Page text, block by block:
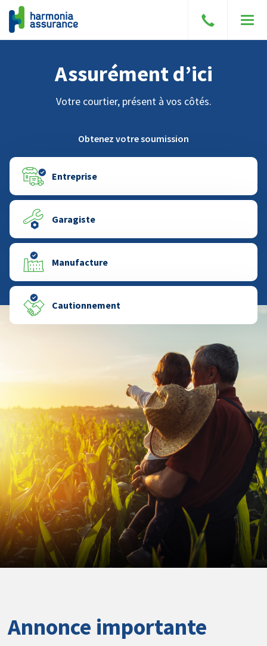
à
Assurément d’ici
Votre courtier, présent à vos côtés.
Obtenez votre soumission
Entreprise
Garagiste
Manufacture
Cautionnement
Annonce importante